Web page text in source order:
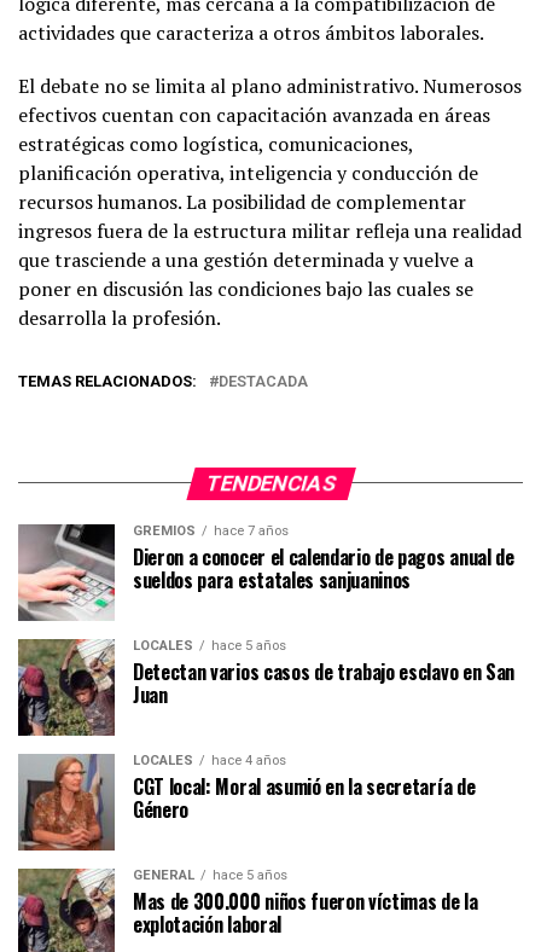
actividades que caracteriza a otros ámbitos laborales.
El debate no se limita al plano administrativo. Numerosos
efectivos cuentan con capacitación avanzada en áreas
estratégicas como logística, comunicaciones,
planificación operativa, inteligencia y conducción de
recursos humanos. La posibilidad de complementar
ingresos fuera de la estructura militar refleja una realidad
que trasciende a una gestión determinada y vuelve a
poner en discusión las condiciones bajo las cuales se
desarrolla la profesión.
TEMAS RELACIONADOS: DESTACADA
TENDENCIAS
GREMIOS hace 7 años
Dieron a conocer el calendario de pagos anual de
sueldos para estatales sanjuaninos
LOCALES hace 5 años
Detectan varios casos de trabajo esclavo en San
Juan
LOCALES hace 4 años
CGT local: Moral asumió en la secretaría de
Género
GENERAL hace 5 años
Mas de 300.000 niños fueron víctimas de la
explotación laboral